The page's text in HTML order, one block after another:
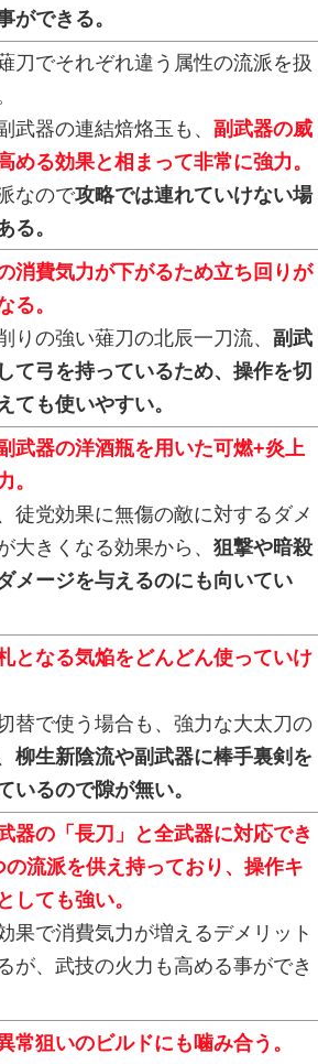
ができる。
刀でそれぞれ違う属性の流派を扱
武器の連結焙烙玉も、 副武器の威
める効果と相まって非常に強力。
なので攻略では連れていけない場
る。
消費気力が下がるため立ち回りが
る。
りの強い薙刀の北辰一刀流、 副武
て弓を持っているため、操作を切
ても使いやすい。
武器の洋酒瓶を用いた可燃+炎上
。
徒党効果に無傷の敵に対するダメ
大きくなる効果から、 狙撃や暗殺
メージを与えるのにも向いてい
となる気焔をどんどん使っていけ
替で使う場合も、強力な大太刀の
柳生新陰流や副武器に棒手裏剣を
いるので隙が無い。
器の「長刀」と全武器に対応でき
の流派を供え持っており、操作キ
しても強い。
果で消費気力が増えるデメリット
が、武技の火力も高める事ができ
常狙いのビルドにも噛み合う。